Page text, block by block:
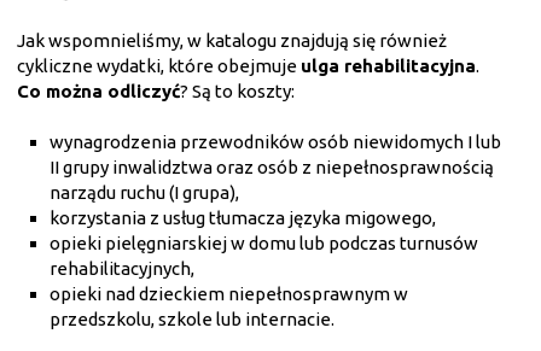
Jak wspomnieliśmy, w katalogu znajdują się również
cykliczne wydatki, które obejmuje ulga rehabilitacyjna.
Co można odliczyć? Są to koszty:
wynagrodzenia przewodników osób niewidomych I lub
II grupy inwalidztwa oraz osób z niepełnosprawnością
narządu ruchu (I grupa),
korzystania z usług tłumacza języka migowego,
opieki pielęgniarskiej w domu lub podczas turnusów
rehabilitacyjnych,
opieki nad dzieckiem niepełnosprawnym w
przedszkolu, szkole lub internacie.